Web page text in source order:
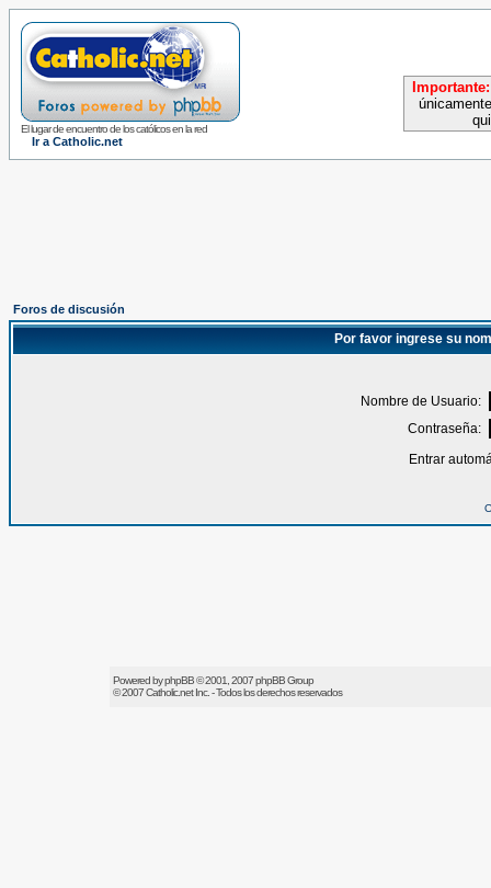
El lugar de encuentro de los católicos en la red
Ir a Catholic.net
Importante:
Foros de discusión
Por favor ingrese su
Nombre de Usuario:
Contraseña:
Entrar
Powered byphpBB© 2001, 2007 phpBB Group
© 2007Catholic.netInc. - Todos los derechos reservados